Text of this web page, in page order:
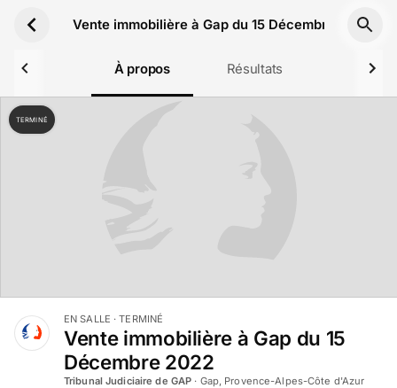
Vente immobilière à Gap du 15 Décembre 2022
À propos Résultats
TERMINÉ
EN SALLE · TERMINÉ
Vente immobilière à Gap du 15
Décembre 2022
Tribunal Judiciaire de GAP · Gap, Provence-Alpes-Côte d'Azur